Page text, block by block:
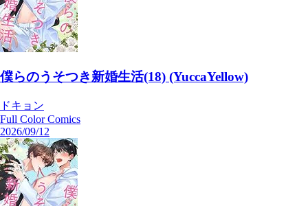
僕らのうそつき新婚生活(18) (YuccaYellow)
ドキョン
Full Color Comics
2026/09/12